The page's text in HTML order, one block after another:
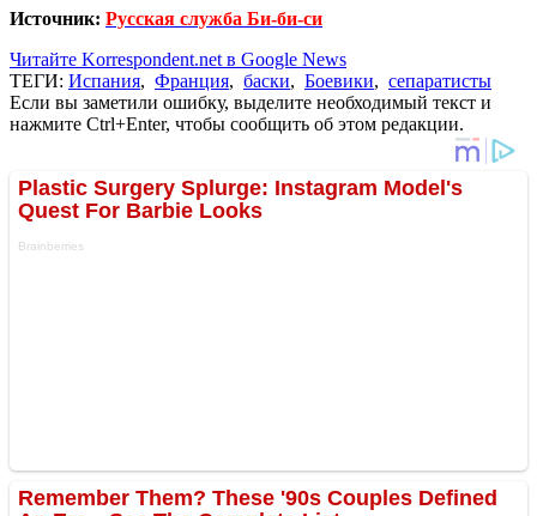
Источник: Русская служба Би-би-си
Читайте Korrespondent.net в Google News
ТЕГИ: Испания, Франция, баски, Боевики, сепаратисты
Если вы заметили ошибку, выделите необходимый текст и
нажмите Ctrl+Enter, чтобы сообщить об этом редакции.